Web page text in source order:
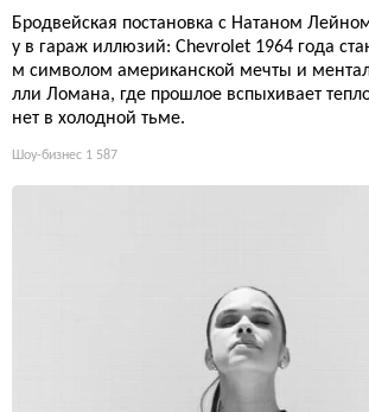
Бродвейская постановка с Натаном
у в гараж иллюзий: Chevrolet 1964 года
м символом американской мечты и
лли Ломана, где прошлое вспыхивает
нет в холодной тьме.
Шоу-бизнес 1 587